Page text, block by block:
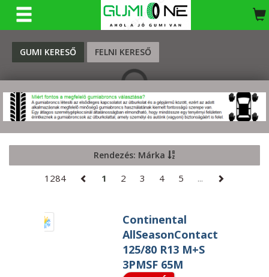
GUMI KERESŐ FELNI KERESŐ
KERESÉS
Rendezés: Márka
1284 1 2 3 4 5 ...
Continental
AllSeasonContact
125/80 R13 M+S
3PMSF 65M